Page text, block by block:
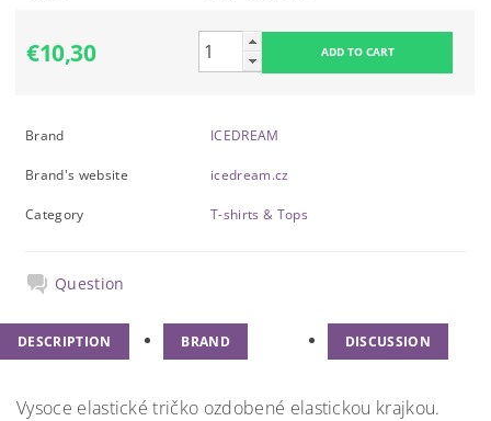
€10,30
Brand ICEDREAM
Brand's website icedream.cz
Category T-shirts & Tops
Question
DESCRIPTION BRAND DISCUSSION
Vysoce elastické tričko ozdobené elastickou krajkou.